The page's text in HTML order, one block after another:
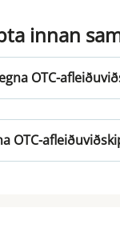
innan
OTC-
OTC-